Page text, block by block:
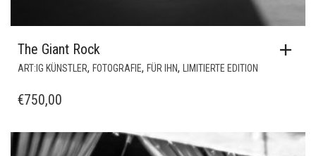
The Giant Rock
ART:IG KÜNSTLER, FOTOGRAFIE, FÜR IHN, LIMITIERTE EDITION
€750,00